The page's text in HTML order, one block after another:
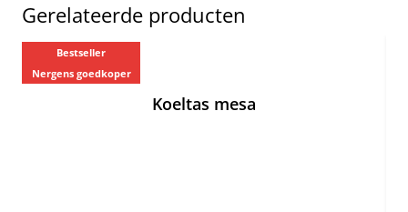
Gerelateerde producten
Bestseller
Nergens goedkoper
Koeltas mesa